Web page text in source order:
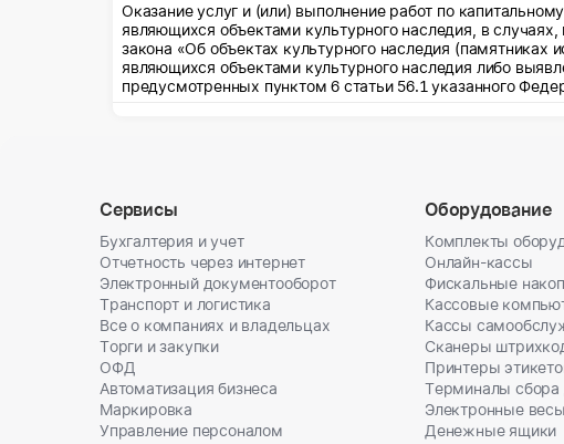
Оказание услуг и (или) выполнение работ по
являющихся объектами культурного наследия, в
закона «Об объектах культурного наследия (памятниках
являющихся объектами культурного наследия либо
предусмотренных пунктом 6 статьи 56.1 указанного
Сервисы
Бухгалтерия и учет
Отчетность через интернет
Электронный документооборот
Транспорт и логистика
Все о компаниях и владельцах
Торги и закупки
ОФД
Автоматизация бизнеса
Маркировка
Управление персоналом
Оборудование
Комплекты
Онлайн-кассы
Фискальные
Кассовые
Кассы
Сканеры
Принтеры
Терминалы сбора
Электронные весы
Денежные ящики